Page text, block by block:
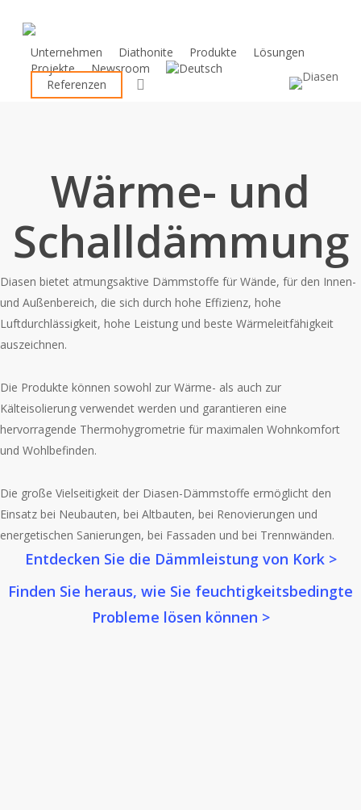
content
Unternehmen Diathonite Produkte
Lösungen
Projekte
Newsroom
Referenzen
Wärme- und
Schalldämmung
Diasen bietet atmungsaktive Dämmstoffe für Wände, für den Innen-
und Außenbereich, die sich durch hohe Effizienz, hohe
Luftdurchlässigkeit, hohe Leistung und beste Wärmeleitfähigkeit
auszeichnen.
Die Produkte können sowohl zur Wärme- als auch zur
Kälteisolierung verwendet werden und garantieren eine
hervorragende Thermohygrometrie für maximalen Wohnkomfort
und Wohlbefinden.
Die große Vielseitigkeit der Diasen-Dämmstoffe ermöglicht den
Einsatz bei Neubauten, bei Altbauten, bei Renovierungen und
energetischen Sanierungen, bei Fassaden und bei Trennwänden.
Entdecken Sie die Dämmleistung von Kork >
Finden Sie heraus, wie Sie feuchtigkeitsbedingte
Probleme lösen können >